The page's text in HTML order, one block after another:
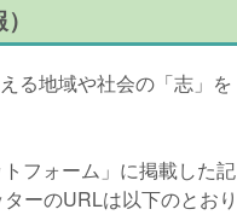
る地域や社会の「志」を
フォーム」に掲載した記
ーのURLは以下のとおり